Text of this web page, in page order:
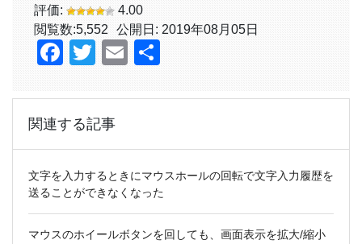
評価:
4.00
閲覧数:5,552 公開日: 2019年08月05日
Facebook
TwitterEmail
関連する記事
文字を入力するときにマウスホールの回転で文字入力履歴を
送ることができなくなった
マウスのホイールボタンを回しても、画面表示を拡大/縮小